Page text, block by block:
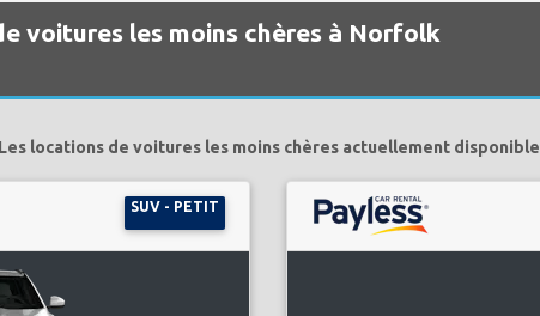
voitures les moins chères à Norfolk
Les locations de voitures les moins chères actuellement disponible
SUV - PETIT